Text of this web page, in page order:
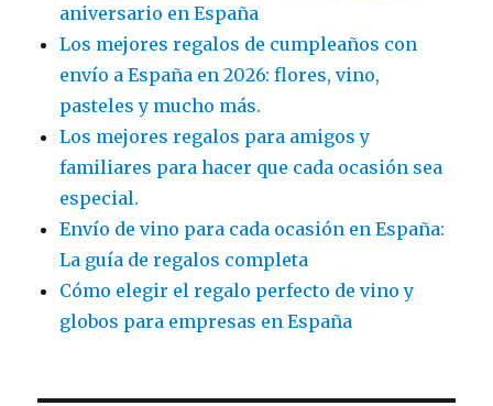
aniversario en España
Los mejores regalos de cumpleaños con
envío a España en 2026: flores, vino,
pasteles y mucho más.
Los mejores regalos para amigos y
familiares para hacer que cada ocasión sea
especial.
Envío de vino para cada ocasión en España:
La guía de regalos completa
Cómo elegir el regalo perfecto de vino y
globos para empresas en España